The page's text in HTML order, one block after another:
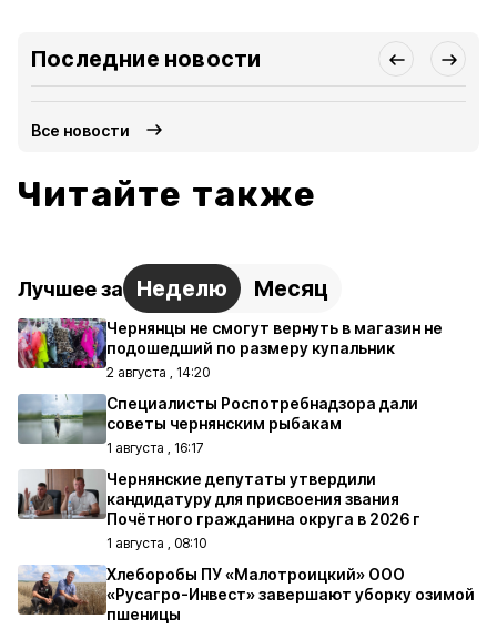
Последние новости
Все новости
Читайте также
Лучшее за Неделю Месяц
Чернянцы не смогут вернуть в магазин не
подошедший по размеру купальник
2 августа , 14:20
Специалисты Роспотребнадзора дали
советы чернянским рыбакам
1 августа , 16:17
Чернянские депутаты утвердили
кандидатуру для присвоения звания
Почётного гражданина округа в 2026 г
1 августа , 08:10
Хлеборобы ПУ «Малотроицкий» ООО
«Русагро-Инвест» завершают уборку озимой
пшеницы